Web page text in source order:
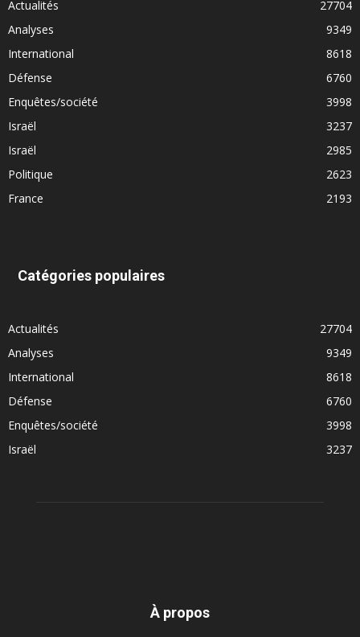
Actualités
27704
Analyses
9349
International
8618
Défense
6760
Enquêtes/société
3998
Israël
3237
Israël
2985
Politique
2623
France
2193
Catégories populaires
Actualités
27704
Analyses
9349
International
8618
Défense
6760
Enquêtes/société
3998
Israël
3237
À propos